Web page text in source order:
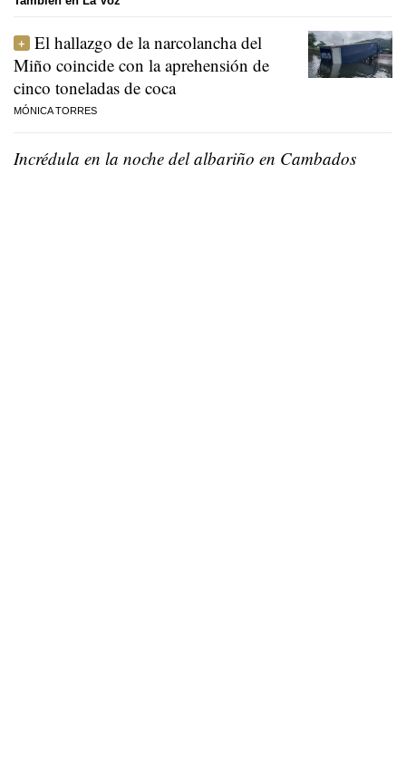
El hallazgo de la narcolancha del
Miño coincide con la aprehensión de
cinco toneladas de coca
MÓNICA TORRES
Incrédula en la noche del albariño en Cambados